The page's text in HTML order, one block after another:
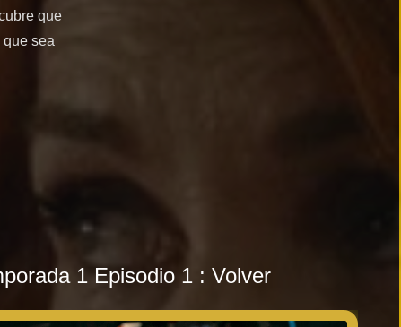
que
sea
1 Episodio 1 : Volver